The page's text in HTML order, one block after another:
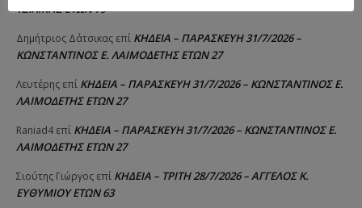
ΤΣΙΛΙΚΗΣ ΕΤΩΝ 79
Δημήτριος Δάτσικας επί ΚΗΔΕΙΑ – ΠΑΡΑΣΚΕΥΗ 31/7/2026 –
ΚΩΝΣΤΑΝΤΙΝΟΣ Ε. ΛΑΙΜΟΔΕΤΗΣ ΕΤΩΝ 27
Λευτέρης επί ΚΗΔΕΙΑ – ΠΑΡΑΣΚΕΥΗ 31/7/2026 – ΚΩΝΣΤΑΝΤΙΝΟΣ Ε.
ΛΑΙΜΟΔΕΤΗΣ ΕΤΩΝ 27
Raniad4 επί ΚΗΔΕΙΑ – ΠΑΡΑΣΚΕΥΗ 31/7/2026 – ΚΩΝΣΤΑΝΤΙΝΟΣ Ε.
ΛΑΙΜΟΔΕΤΗΣ ΕΤΩΝ 27
Σιούτης Γιώργος επί ΚΗΔΕΙΑ – ΤΡΙΤΗ 28/7/2026 – ΑΓΓΕΛΟΣ Κ.
ΕΥΘΥΜΙΟΥ ΕΤΩΝ 63